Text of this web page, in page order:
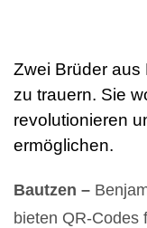
Zwei Brüder aus
zu trauern. Sie
revolutionieren
ermöglichen.
Bautzen –
bieten QR-Codes